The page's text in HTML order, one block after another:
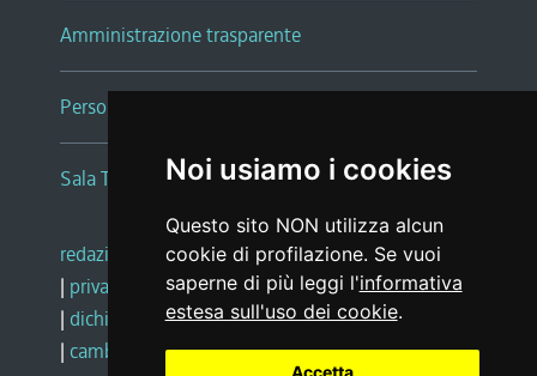
Noi usiamo i cookies
Questo sito NON utilizza alcun
cookie di profilazione. Se vuoi
saperne di più leggi l'informativa
estesa sull'uso dei cookie.
Accetta
Amministrazione trasparente
Persone e Uffici
Sala Tiziano Tessitori
redazione web |note legali |glossario
| privacy
social media policy
| dichiarazione di accessibilità |feedback
| cambio preferenze cookie